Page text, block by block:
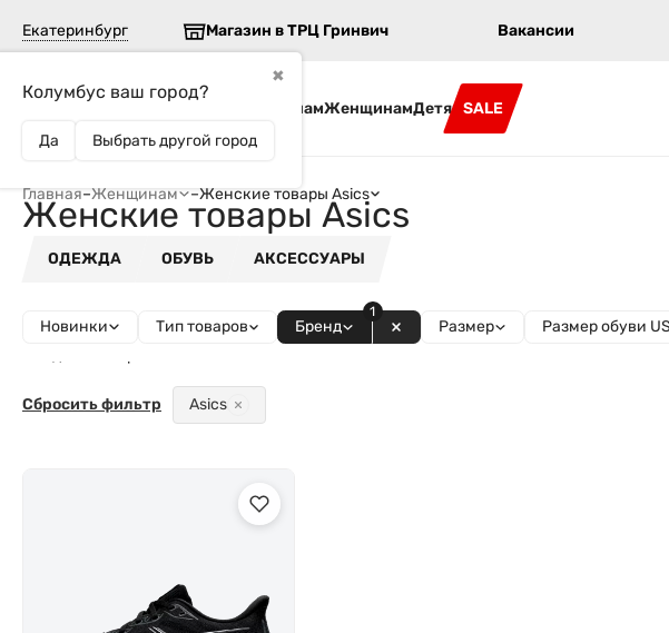
Екатеринбург
✖
Колумбус ваш город?
Да Выбрать другой город
Магазин в ТРЦ Гринвич Вакансии
МужчинамЖенщинамДетям SALE
Главная–Женщинам –Женские товары Asics
Женские товары Asics
ОДЕЖДА ОБУВЬ АКСЕССУАРЫ
Новинки Тип товаров Бренд
1
Размер Размер обуви US
Asics
Сбросить фильтр